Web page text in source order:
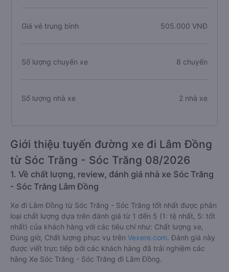
Giá vé trung bình 505.000 VNĐ
Số lượng chuyến xe 8 chuyến
Số lượng nhà xe 2 nhà xe
Giới thiệu tuyến đường xe đi Lâm Đồng
từ Sóc Trăng - Sóc Trăng 08/2026
1. Về chất lượng, review, đánh giá nhà xe Sóc Trăng
- Sóc Trăng Lâm Đồng
Xe đi Lâm Đồng từ Sóc Trăng - Sóc Trăng tốt nhất được phân
loại chất lượng dựa trên đánh giá từ 1 đến 5 (1: tệ nhất, 5: tốt
nhất) của khách hàng với các tiêu chí như: Chất lượng xe,
Đúng giờ, Chất lượng phục vụ trên Vexere.com. Đánh giá này
được viết trực tiếp bởi các khách hàng đã trải nghiệm các
hãng Xe Sóc Trăng - Sóc Trăng đi Lâm Đồng.